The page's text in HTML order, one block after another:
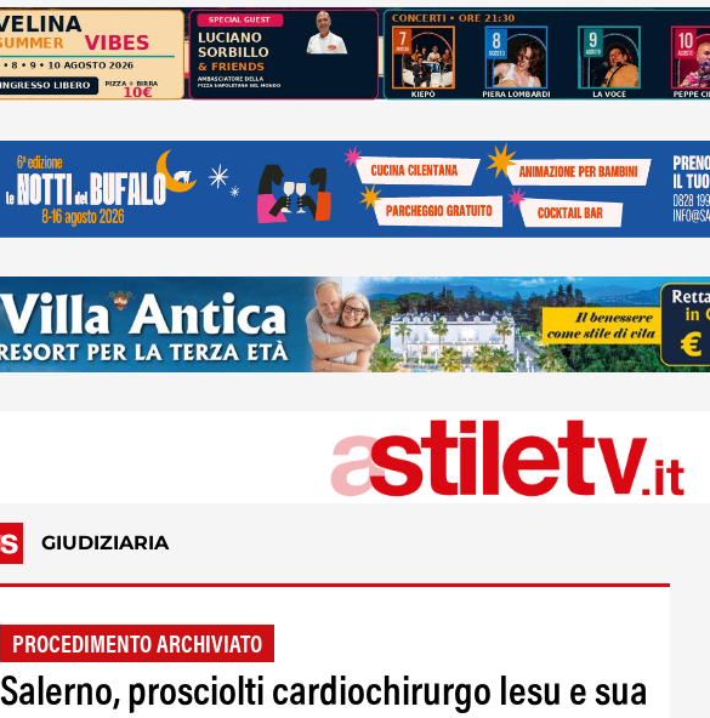
GIUDIZIARIA
PROCEDIMENTO ARCHIVIATO
Salerno, prosciolti cardiochirurgo Iesu e sua